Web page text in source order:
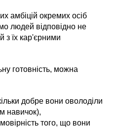
амбіцій окремих осіб
людей відповідно не
з їх кар'єрними
готовність, можна
добре вони оволоділи
навичок),
того, що вони